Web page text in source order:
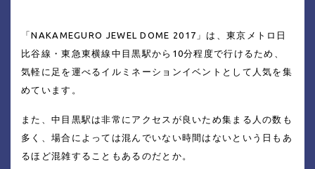
「NAKAMEGURO JEWEL DOME 2017」は、東京メトロ日
比谷線・東急東横線中目黒駅から10分程度で行けるため、
気軽に足を運べるイルミネーションイベントとして人気を集
めています。
また、中目黒駅は非常にアクセスが良いため集まる人の数も
多く、場合によっては混んでいない時間はないという日もあ
るほど混雑することもあるのだとか。